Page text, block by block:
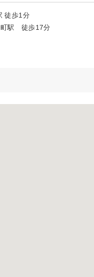
徒歩1分
町駅 徒歩17分